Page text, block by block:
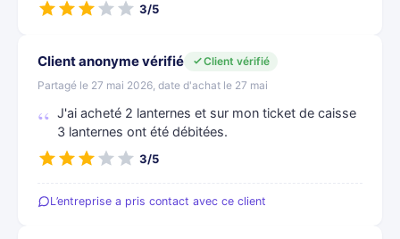
3/5
Client anonyme vérifié
Client vérifié
Partagé le 27 mai 2026, date d'achat le 27 mai
J'ai acheté 2 lanternes et sur mon ticket de caisse
3 lanternes ont été débitées.
3/5
L’entreprise a pris contact avec ce client